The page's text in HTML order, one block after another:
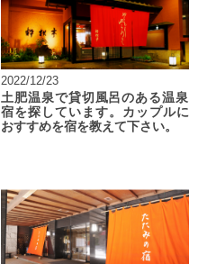
2022/12/23
土肥温泉で貸切風呂のある温泉
宿を探しています。カップルに
おすすめを宿を教えて下さい。